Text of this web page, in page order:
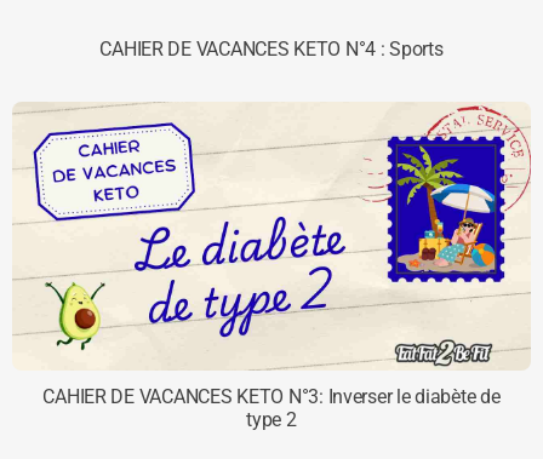
CAHIER DE VACANCES KETO N°4 : Sports
CAHIER DE VACANCES KETO N°3: Inverser le diabète de
type 2